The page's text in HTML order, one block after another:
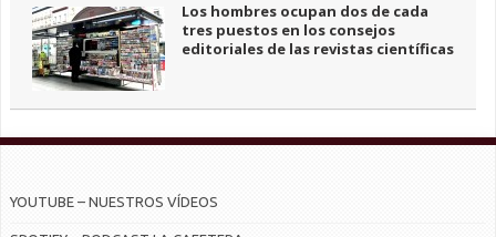
Los hombres ocupan dos de cada
tres puestos en los consejos
editoriales de las revistas científicas
YOUTUBE – NUESTROS VÍDEOS